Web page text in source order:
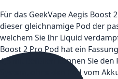
Für das GeekVape Aegis Boost
dieser gleichnamige Pod der
welchem Sie Ihr Liquid
Boost 2 Pro Pod hat ein
4,5 ml. Befüllen können Sie den
System, ohne den Pod vom